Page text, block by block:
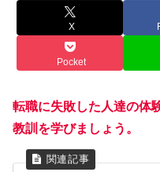
X
Pocket
転職に失敗した人達の体
教訓を学びましょう。